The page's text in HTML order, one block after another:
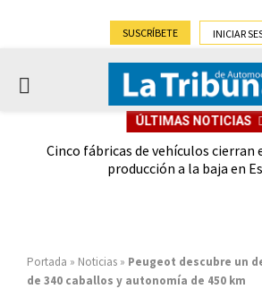
SUSCRÍBETE INICIAR
PRIMARY
ÚLTIMAS NOTICIAS
Cinco fábricas de vehículos cierran
producción a la baja en
Portada » Noticias » Peugeot descubre un
de 340 caballos y autonomía de 450 km